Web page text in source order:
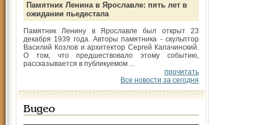
Памятник Ленина в Ярославле: пять лет в
ожидании пьедестала
Памятник Ленину в Ярославле был открыт 23
декабря 1939 года. Авторы памятника - скульптор
Василий Козлов и архитектор Сергей Капачинский.
О том, что предшествовало этому событию,
рассказывается в публикуемом ...
прочитать
Все новости за сегодня
Видео